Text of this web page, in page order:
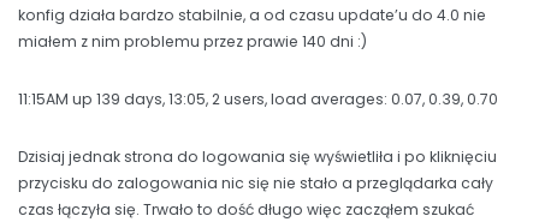
konfig działa bardzo stabilnie, a od czasu update’u do 4.0 nie
miałem z nim problemu przez prawie 140 dni :)
11:15AM up 139 days, 13:05, 2 users, load averages: 0.07, 0.39, 0.70
Dzisiaj jednak strona do logowania się wyświetliła i po kliknięciu
przycisku do zalogowania nic się nie stało a przeglądarka cały
czas łączyła się. Trwało to dość długo więc zacząłem szukać